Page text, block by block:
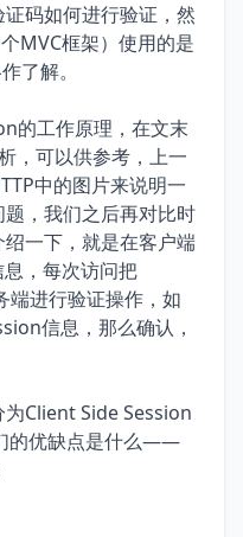
码如何进行验证，然
MVC框架）使用的是
了解。
的工作原理，在文末
，可以供参考，上一
中的图片来说明一
，我们之后再对比时
一下，就是在客户端
，每次访问把
端进行验证操作，如
信息，那么确认，
Client Side Session
的优缺点是什么——